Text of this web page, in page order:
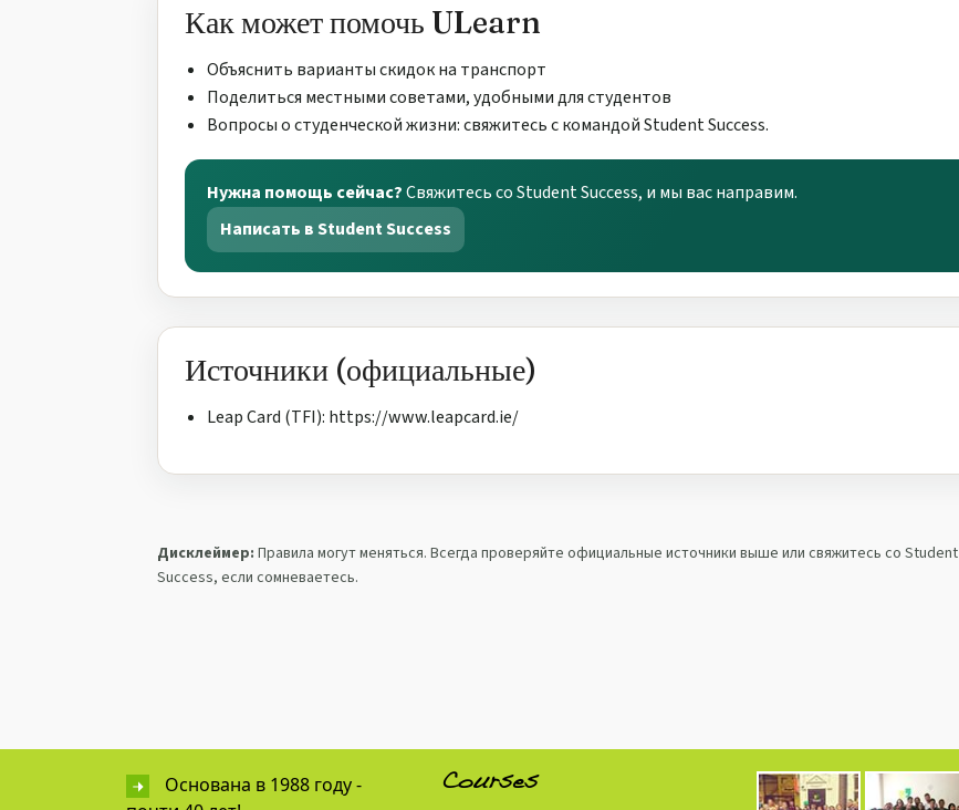
Как может помочь ULearn
Объяснить варианты скидок на транспорт
Поделиться местными советами, удобными для студентов
Вопросы о студенческой жизни: свяжитесь с командой Student Success.
Нужна помощь сейчас?Свяжитесь со Student Success, и мы вас направим.
Написать в Student Success
Источники (официальные)
Leap Card (TFI): https://www.leapcard.ie/
Дисклеймер: Правила могут меняться. Всегда проверяйте официальные источники выше или свяжитесь со Student
Success, если сомневаетесь.
Основана в 1988 году -
Courses